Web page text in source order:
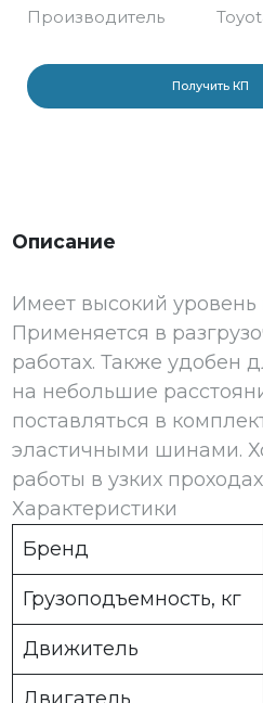
Производитель
Получить КП
Описание
Имеет высокий уровень
Применяется в
работах. Также удобен
на небольшие
поставляться в
эластичными шинами.
работы в узких
Характеристики
Бренд
Грузоподъемность, кг
Движитель